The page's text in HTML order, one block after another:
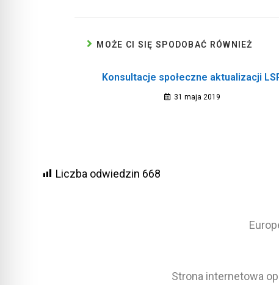
MOŻE CI SIĘ SPODOBAĆ RÓWNIEŻ
Konsultacje społeczne aktualizacji
31 maja 2019
Liczba odwiedzin 668
Strona internetowa